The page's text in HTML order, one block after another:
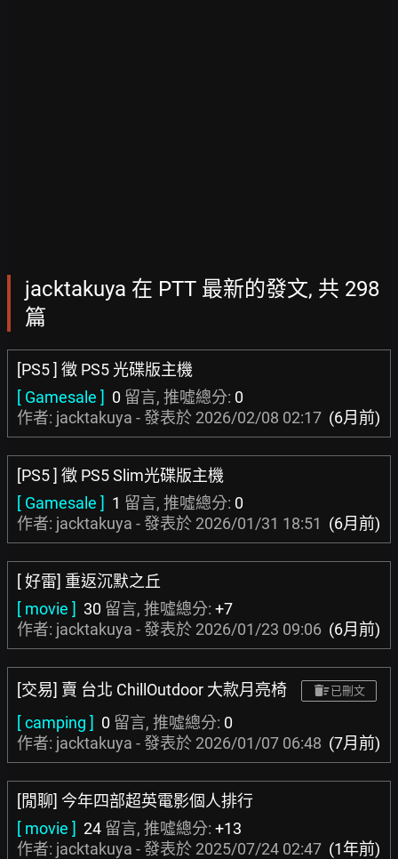
jacktakuya 在 PTT 最新的發文, 共 298
篇
[PS5 ] 徵 PS5 光碟版主機
[ Gamesale ] 0 留言, 推噓總分: 0
作者: jacktakuya - 發表於 2026/02/08 02:17 (6月前)
[PS5 ] 徵 PS5 Slim光碟版主機
[ Gamesale ] 1 留言, 推噓總分: 0
作者: jacktakuya - 發表於 2026/01/31 18:51 (6月前)
[ 好雷] 重返沉默之丘
[ movie ] 30 留言, 推噓總分: +7
作者: jacktakuya - 發表於 2026/01/23 09:06 (6月前)
[交易] 賣 台北 ChillOutdoor 大款月亮椅 已刪文
[ camping ] 0 留言, 推噓總分: 0
作者: jacktakuya - 發表於 2026/01/07 06:48 (7月前)
[閒聊] 今年四部超英電影個人排行
[ movie ] 24 留言, 推噓總分: +13
作者: jacktakuya - 發表於 2025/07/24 02:47 (1年前)